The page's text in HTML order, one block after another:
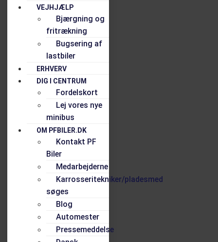
VEJHJÆLP
Bjærgning og
fritrækning
Bugsering af
lastbiler
ERHVERV
DIG I CENTRUM
Fordelskort
Lej vores nye
minibus
OM PFBILER.DK
Kontakt PF
Biler
Medarbejderne
Karrosseritekniker/pladesmed
søges
Blog
Automester
Pressemeddelse